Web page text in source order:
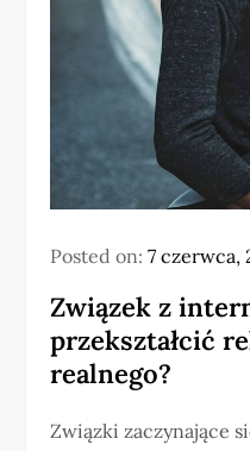
Posted on:7 czerwca,
Związek z
przekształcić
realnego?
Związki zaczynające